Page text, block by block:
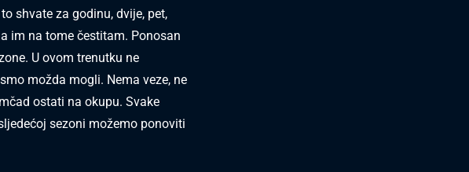
shvate za godinu, dvije, pet,
im na tome čestitam. Ponosan
U ovom trenutku ne
možda mogli. Nema veze, ne
ostati na okupu. Svake
sezoni možemo ponoviti